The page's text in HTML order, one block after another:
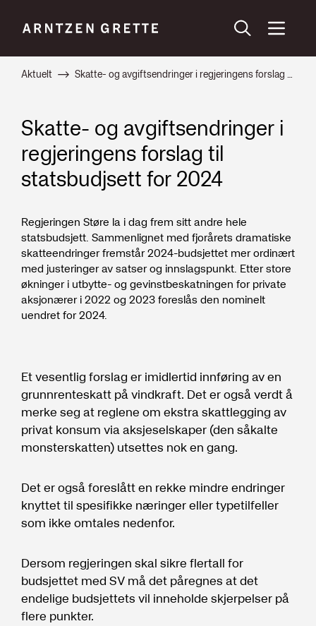
Aktuelt Skatte- og avgiftsendringer i regjeringens forslag til statsbudjsett for 2024
Skatte- og avgiftsendringer i
regjeringens forslag til
statsbudjsett for 2024
Regjeringen Støre la i dag frem sitt andre hele
statsbudsjett. Sammenlignet med fjorårets dramatiske
skatteendringer fremstår 2024-budsjettet mer ordinært
med justeringer av satser og innslagspunkt. Etter store
økninger i utbytte- og gevinstbeskatningen for private
aksjonærer i 2022 og 2023 foreslås den nominelt
uendret for 2024.
Et vesentlig forslag er imidlertid innføring av en
grunnrenteskatt på vindkraft. Det er også verdt å
merke seg at reglene om ekstra skattlegging av
privat konsum via aksjeselskaper (den såkalte
monsterskatten) utsettes nok en gang.
Det er også foreslått en rekke mindre endringer
knyttet til spesifikke næringer eller typetilfeller
som ikke omtales nedenfor.
Dersom regjeringen skal sikre flertall for
budsjettet med SV må det påregnes at det
endelige budsjettets vil inneholde skjerpelser på
flere punkter.